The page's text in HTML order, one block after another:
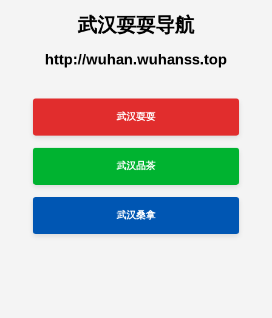
武汉耍耍导航
http://wuhan.wuhanss.top
武汉耍耍
武汉品茶
武汉桑拿